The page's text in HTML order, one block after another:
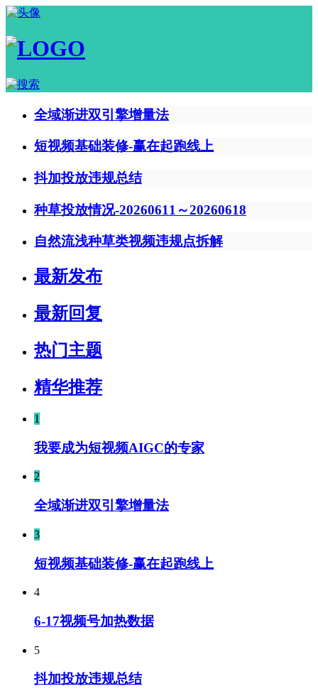
全域渐进双引擎增量法
短视频基础装修-赢在起跑线上
抖加投放违规总结
种草投放情况-20260611～20260618
自然流浅种草类视频违规点拆解
最新发布
最新回复
热门主题
精华推荐
1
我要成为短视频AIGC的专家
2
全域渐进双引擎增量法
3
短视频基础装修-赢在起跑线上
4
6-17视频号加热数据
5
抖加投放违规总结